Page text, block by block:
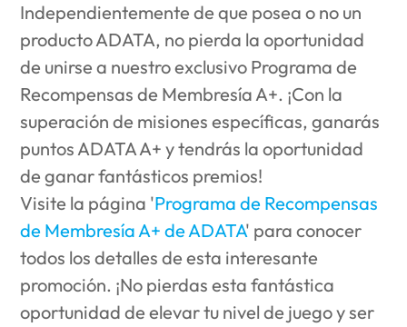
Independientemente de que posea o no un
producto ADATA, no pierda la oportunidad
de unirse a nuestro exclusivo Programa de
Recompensas de Membresía A+. ¡Con la
superación de misiones específicas, ganarás
puntos ADATA A+ y tendrás la oportunidad
de ganar fantásticos premios!
Visite la página 'Programa de Recompensas
de Membresía A+ de ADATA' para conocer
todos los detalles de esta interesante
promoción. ¡No pierdas esta fantástica
oportunidad de elevar tu nivel de juego y ser